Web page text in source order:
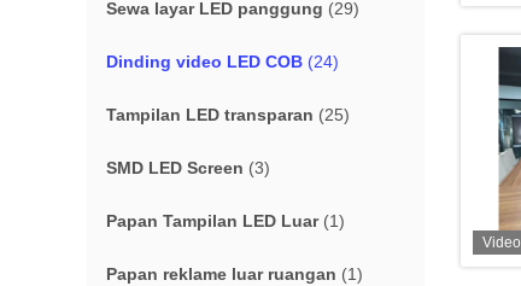
Sewa layar LED panggung (29)
Dinding video LED COB (24)
Tampilan LED transparan (25)
SMD LED Screen (3)
Papan Tampilan LED Luar(1)
Papan reklame luar ruangan (1)
Video